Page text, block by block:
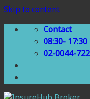
Skip to content
Contact
08:30- 17:30
02-0044-722